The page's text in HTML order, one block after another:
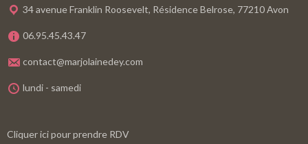
34 avenue Franklin Roosevelt, Résidence Belrose, 77210 Avon
06.95.45.43.47
contact@marjolainedey.com
lundi - samedi
Cliquer ici pour prendre RDV